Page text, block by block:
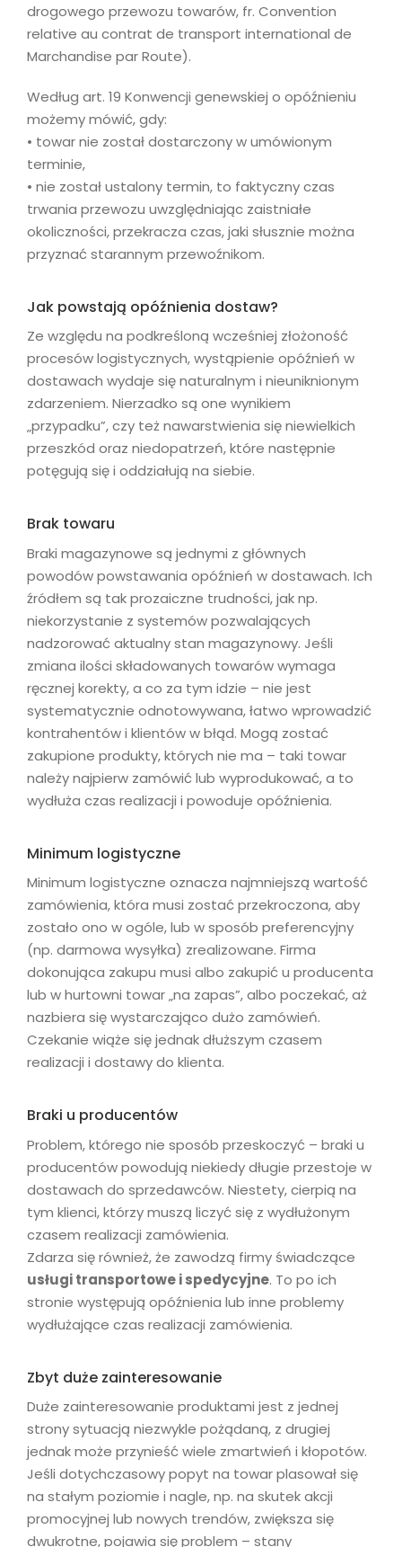
drogowego przewozu towarów, fr. Convention
relative au contrat de transport international de
Marchandise par Route).
Według art. 19 Konwencji genewskiej o opóźnieniu
możemy mówić, gdy:
• towar nie został dostarczony w umówionym
terminie,
• nie został ustalony termin, to faktyczny czas
trwania przewozu uwzględniając zaistniałe
okoliczności, przekracza czas, jaki słusznie można
przyznać starannym przewoźnikom.
Jak powstają opóźnienia dostaw?
Ze względu na podkreśloną wcześniej złożoność
procesów logistycznych, wystąpienie opóźnień w
dostawach wydaje się naturalnym i nieuniknionym
zdarzeniem. Nierzadko są one wynikiem
„przypadku”, czy też nawarstwienia się niewielkich
przeszkód oraz niedopatrzeń, które następnie
potęgują się i oddziałują na siebie.
Brak towaru
Braki magazynowe są jednymi z głównych
powodów powstawania opóźnień w dostawach. Ich
źródłem są tak prozaiczne trudności, jak np.
niekorzystanie z systemów pozwalających
nadzorować aktualny stan magazynowy. Jeśli
zmiana ilości składowanych towarów wymaga
ręcznej korekty, a co za tym idzie – nie jest
systematycznie odnotowywana, łatwo wprowadzić
kontrahentów i klientów w błąd. Mogą zostać
zakupione produkty, których nie ma – taki towar
należy najpierw zamówić lub wyprodukować, a to
wydłuża czas realizacji i powoduje opóźnienia.
Minimum logistyczne
Minimum logistyczne oznacza najmniejszą wartość
zamówienia, która musi zostać przekroczona, aby
zostało ono w ogóle, lub w sposób preferencyjny
(np. darmowa wysyłka) zrealizowane. Firma
dokonująca zakupu musi albo zakupić u producenta
lub w hurtowni towar „na zapas”, albo poczekać, aż
nazbiera się wystarczająco dużo zamówień.
Czekanie wiąże się jednak dłuższym czasem
realizacji i dostawy do klienta.
Braki u producentów
Problem, którego nie sposób przeskoczyć – braki u
producentów powodują niekiedy długie przestoje w
dostawach do sprzedawców. Niestety, cierpią na
tym klienci, którzy muszą liczyć się z wydłużonym
czasem realizacji zamówienia.
Zdarza się również, że zawodzą firmy świadczące
usługi transportowe i spedycyjne. To po ich
stronie występują opóźnienia lub inne problemy
wydłużające czas realizacji zamówienia.
Zbyt duże zainteresowanie
Duże zainteresowanie produktami jest z jednej
strony sytuacją niezwykle pożądaną, z drugiej
jednak może przynieść wiele zmartwień i kłopotów.
Jeśli dotychczasowy popyt na towar plasował się
na stałym poziomie i nagle, np. na skutek akcji
promocyjnej lub nowych trendów, zwiększa się
dwukrotne, pojawia się problem – stany